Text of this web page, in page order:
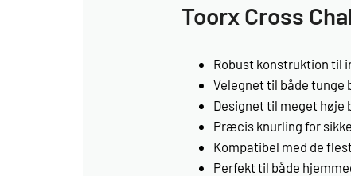
Toorx Cross
Robust konstruktion til
Velegnet til både tunge
Designet til meget høje
Præcis knurling for
Kompatibel med de
Perfekt til både